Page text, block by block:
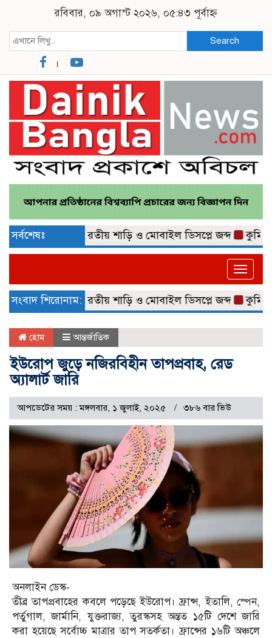
রবিবার, ০৯ অগাস্ট ২০২৬, ০৫:৪৩ পূর্বাহ্ন
Search
সর্বশেষঃ
লাখ টাকার ভারতীয় শাড়ি ও মোবাইল ডিসপ্লে জব্দ কুমিল্লা
Toggle
সংবাদ শিরোনাম:
লাখ টাকার ভারতীয় শাড়ি ও মোবাইল ডিসপ্লে জব্দ কুমিল্লা
হোম আন্তর্জাতিক
ইউরোপ জুড়ে নজিরবিহীন তাপপ্রবাহ, রেড
অ্যালার্ট জারি
আপডেটের সময় : মঙ্গলবার, ১ জুলাই, ২০২৫ ৩৮৬ বার ভিউ
অনলাইন ডেস্ক-
তীব্র তাপপ্রবাহের কবলে পড়েছে ইউরোপ। ফ্রান্স, ইতালি, স্পেন,
পর্তুগাল, জার্মানি, যুক্তরাজ্য, তুরস্কসহ অন্তত ১৫টি দেশে জারি
করা হয়েছে সর্বোচ্চ মাত্রার তাপ সতর্কতা। ফ্রান্সের ১৬টি অঞ্চলে